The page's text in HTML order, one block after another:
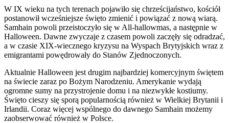
W IX wieku na tych terenach pojawiło się chrześcijaństwo, kościół
postanowił wcześniejsze święto zmienić i powiązać z nową wiarą.
Samhain powoli przeistoczyło się w All-hallowmas, a następnie w
Halloween. Dawne zwyczaje z czasem powoli zaczęły się odradzać,
a w czasie XIX-wiecznego kryzysu na Wyspach Brytyjskich wraz z
emigrantami powędrowały do Stanów Zjednoczonych.
Aktualnie Halloween jest drugim najbardziej komercyjnym świętem
na świecie zaraz po Bożym Narodzeniu. Amerykanie wydają
ogromne sumy na przystrojenie domu i na niezwykłe kostiumy.
Święto cieszy się sporą popularnością również w Wielkiej Brytanii i
Irlandii. Coraz więcej wspólnego do dawnego Samhain możemy
zaobserwować również w Polsce.